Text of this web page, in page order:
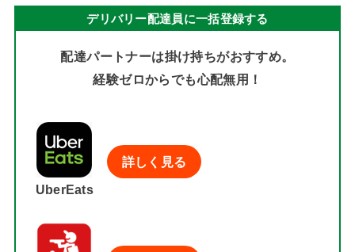
デリバリー配達員に一括登録する
配達パートナーは掛け持ちがおすすめ。
経験ゼロからでも心配無用！
UberEats
詳しく見る